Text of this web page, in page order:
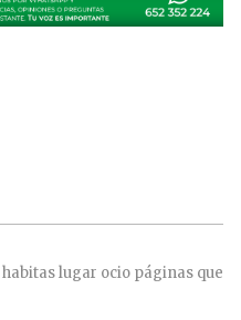
habitaslugar ocio páginas que